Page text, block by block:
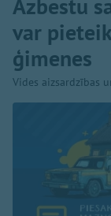
Azbestu
var
ģimenes
Vides aizsardzības